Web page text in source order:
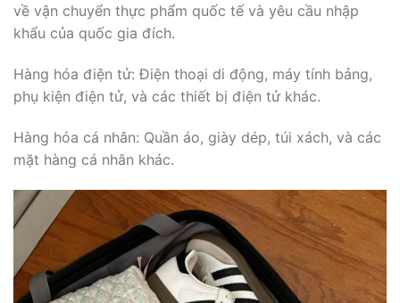
về vận chuyển thực phẩm quốc tế và yêu cầu nhập
khẩu của quốc gia đích.
Hàng hóa điện tử: Điện thoại di động, máy tính bảng,
phụ kiện điện tử, và các thiết bị điện tử khác.
Hàng hóa cá nhân: Quần áo, giày dép, túi xách, và các
mặt hàng cá nhân khác.